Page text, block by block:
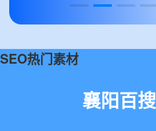
SEO热门素材
襄阳百